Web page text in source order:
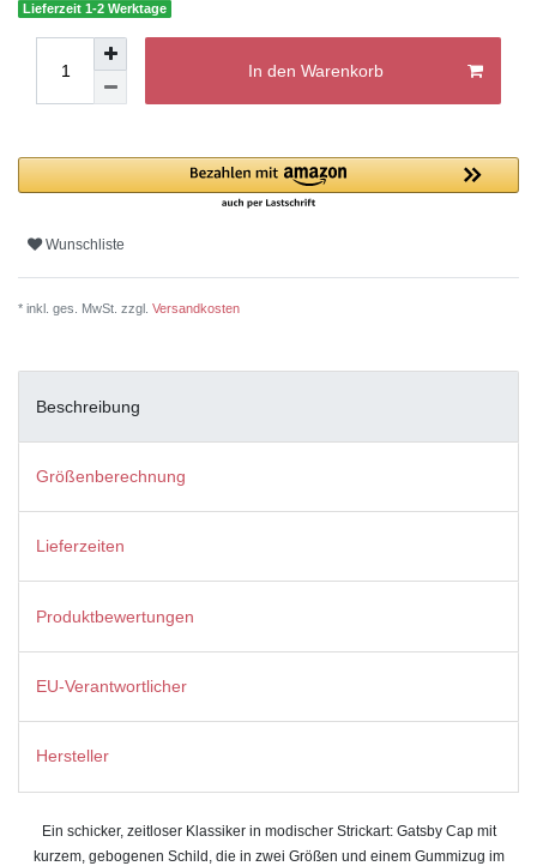
Lieferzeit 1-2 Werktage
In den Warenkorb
Wunschliste
* inkl. ges. MwSt. zzgl. Versandkosten
Beschreibung
Größenberechnung
Lieferzeiten
Produktbewertungen
EU-Verantwortlicher
Hersteller
Ein schicker, zeitloser Klassiker in modischer Strickart: Gatsby Cap mit
kurzem, gebogenen Schild, die in zwei Größen und einem Gummizug im